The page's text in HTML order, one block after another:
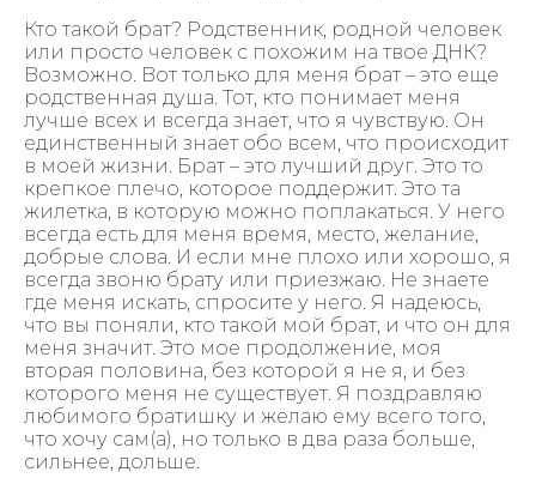
Кто такой брат? Родственник, родной человек
или просто человек с похожим на твое ДНК?
Возможно. Вот только для меня брат – это еще
родственная душа. Тот, кто понимает меня
лучше всех и всегда знает, что я чувствую. Он
единственный знает обо всем, что происходит
в моей жизни. Брат – это лучший друг. Это то
крепкое плечо, которое поддержит. Это та
жилетка, в которую можно поплакаться. У него
всегда есть для меня время, место, желание,
добрые слова. И если мне плохо или хорошо, я
всегда звоню брату или приезжаю. Не знаете
где меня искать, спросите у него. Я надеюсь,
что вы поняли, кто такой мой брат, и что он для
меня значит. Это мое продолжение, моя
вторая половина, без которой я не я, и без
которого меня не существует. Я поздравляю
любимого братишку и желаю ему всего того,
что хочу сам(а), но только в два раза больше,
сильнее, дольше.